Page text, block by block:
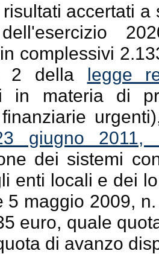
accertati
complessivi
2 della legge
in materia di
finanziarie
giugno 2011,
dei sistemi
enti locali e dei
5 maggio 2009,
euro, quale
di avanzo